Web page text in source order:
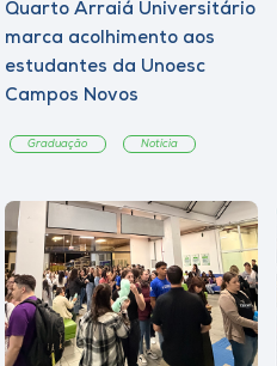
A-
Quarto Arraiá Universitário
marca acolhimento aos
estudantes da Unoesc
Campos Novos
Graduação Notícia